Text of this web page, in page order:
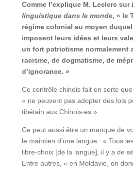
Comme l’explique M. Leclerc sur
linguistique dans le monde, « le
régime colonial au moyen
imposent leurs idées et leurs
un fort patriotisme normalement
racisme, de dogmatisme, de
d’ignorance. »
Ce contrôle chinois fait en sorte que
« ne peuvent pas adopter des lois
tibétain aux Chinois‧es ».
Ce peut aussi être un manque de
le maintien d’une langue : « Tous
libre-choix [de la langue], il y a de
Entre autres, « en Moldavie, on